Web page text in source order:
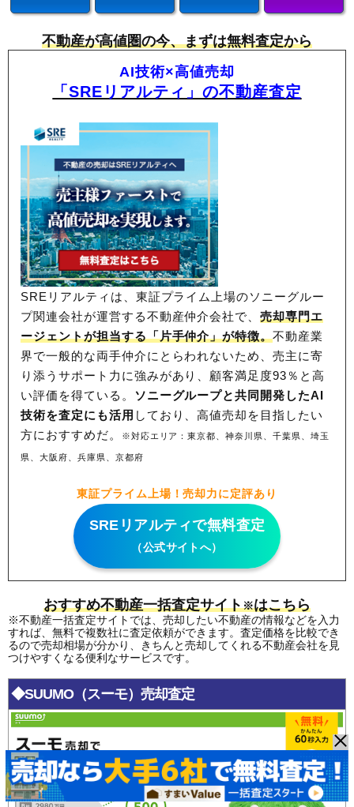
不動産が高値圏の今、まずは無料査定から
AI技術×高値売却
「SREリアルティ」の不動産査定
SREリアルティは、東証プライム上場のソニーグルー
プ関連会社が運営する不動産仲介会社で、売却専門エ
ージェントが担当する「片手仲介」が特徴。不動産業
界で一般的な両手仲介にとらわれないため、売主に寄
り添うサポート力に強みがあり、顧客満足度93％と高
い評価を得ている。 ソニーグループと共同開発したAI
技術を査定にも活用 しており、高値売却を目指したい
方におすすめだ。
※対応エリア：東京都、神奈川県、千葉県、埼玉
県、大阪府、兵庫県、京都府
東証プライム上場！売却力に定評あり
SREリアルティで無料査定
（公式サイトへ）
おすすめ不動産一括査定サイト※はこちら
※不動産一括査定サイトでは、売却したい不動産の情報などを入力
すれば、無料で複数社に査定依頼ができます。査定価格を比較でき
るので売却相場が分かり、きちんと売却してくれる不動産会社を見
つけやすくなる便利なサービスです。
◆SUUMO（スーモ）売却査定